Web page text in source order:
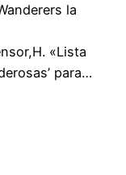
la
«Lista
para…